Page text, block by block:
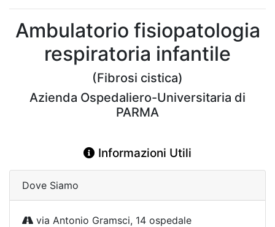
Ambulatorio fisiopatologia
respiratoria infantile
(Fibrosi cistica)
Azienda Ospedaliero-Universitaria di
PARMA
Informazioni Utili
Dove Siamo
via Antonio Gramsci, 14 ospedale